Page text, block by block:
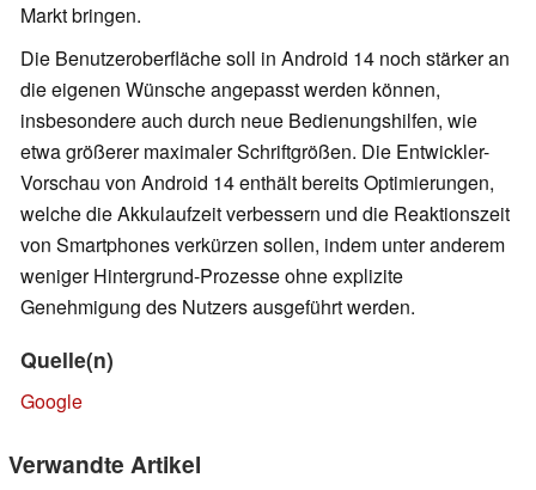
Markt bringen.
Die Benutzeroberfläche soll in Android 14 noch stärker an
die eigenen Wünsche angepasst werden können,
insbesondere auch durch neue Bedienungshilfen, wie
etwa größerer maximaler Schriftgrößen. Die Entwickler-
Vorschau von Android 14 enthält bereits Optimierungen,
welche die Akkulaufzeit verbessern und die Reaktionszeit
von Smartphones verkürzen sollen, indem unter anderem
weniger Hintergrund-Prozesse ohne explizite
Genehmigung des Nutzers ausgeführt werden.
Quelle(n)
Google
Verwandte Artikel